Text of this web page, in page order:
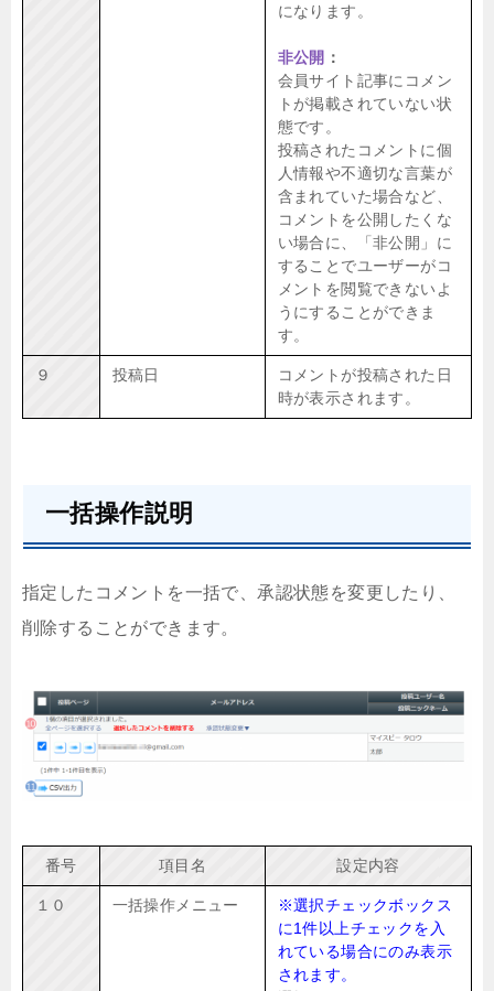
になります。
非公開 ：
会員サイト記事にコメン
トが掲載されていない状
態です。
投稿されたコメントに個
人情報や不適切な言葉が
含まれていた場合など、
コメントを公開したくな
い場合に、「非公開」に
することでユーザーがコ
メントを閲覧できないよ
うにすることができま
す。
９ 投稿日
コメントが投稿された日
時が表示されます。
一括操作説明
指定したコメントを一括で、承認状態を変更したり、
削除することができます。
番号 項目名 設定内容
１０ 一括操作メニュー
※選択チェックボックス
に1件以上チェックを入
れている場合にのみ表示
されます。